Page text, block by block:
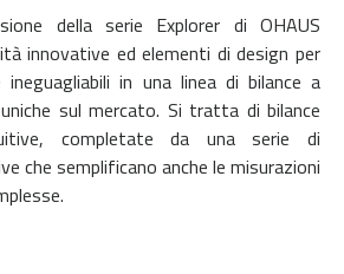
della serie Explorer di OHAUS
innovative ed elementi di design per
in una linea di bilance a
sul mercato. Si tratta di bilance
completate da una serie di
che semplificano anche le misurazioni